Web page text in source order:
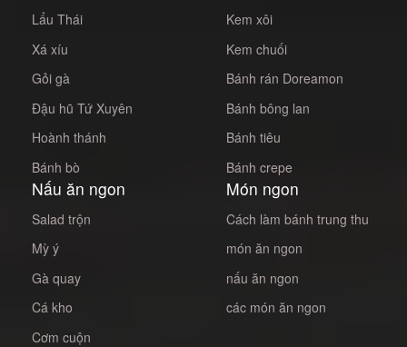
Lẩu Thái
Xá xíu
Gỏi gà
Đậu hũ Tứ Xuyên
Hoành thánh
Bánh bò
Kem xôi
Kem chuối
Bánh rán Doreamon
Bánh bông lan
Bánh tiêu
Bánh crepe
Nấu ăn ngon
Salad trộn
Mỳ ý
Gà quay
Cá kho
Cơm cuộn
Món ngon
Cách làm bánh trung thu
món ăn ngon
nấu ăn ngon
các món ăn ngon